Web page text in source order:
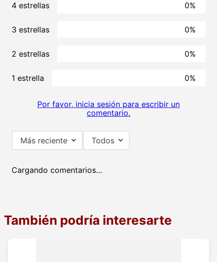
4 estrellas 0%
3 estrellas 0%
2 estrellas 0%
1 estrella 0%
Por favor, inicia sesión para escribir un
comentario.
Más reciente Todos
Cargando comentarios…
También podría interesarte